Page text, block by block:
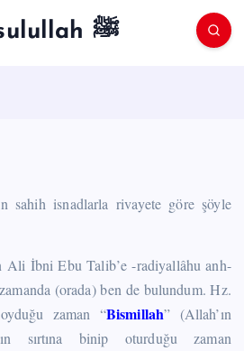
Resulullah ﷺ
isnadlarla rivayete göre şöyle
İbni Ebu Talib’e -radiyallâhu anh-
(orada) ben de bulundum. Hz.
zaman “Bismillah” (Allah’ın
sırtına binip oturduğu zaman